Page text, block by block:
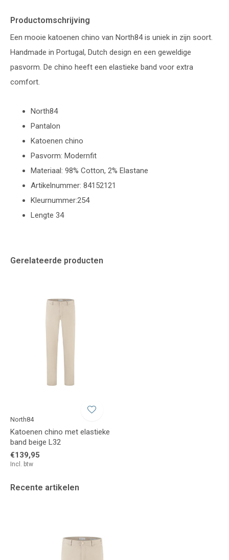
Productomschrijving
Een mooie katoenen chino van North84 is uniek in zijn soort.
Handmade in Portugal, Dutch design en een geweldige
pasvorm. De chino heeft een elastieke band voor extra
comfort.
North84
Pantalon
Katoenen chino
Pasvorm: Modernfit
Materiaal: 98% Cotton, 2% Elastane
Artikelnummer: 84152121
Kleurnummer:254
Lengte 34
Gerelateerde producten
North84
Katoenen chino met elastieke
band beige L32
€139,95
Incl. btw
Recente artikelen